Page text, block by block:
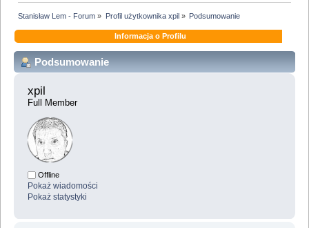
Stanisław Lem - Forum » Profil użytkownika xpil» Podsumowanie
Informacja o Profilu
Podsumowanie
xpil
Full Member
Offline
Pokaż wiadomości
Pokaż statystyki